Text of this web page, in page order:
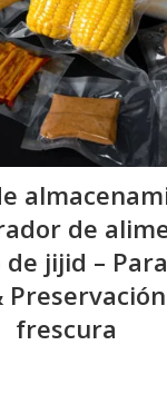
de
jijid –
frescura